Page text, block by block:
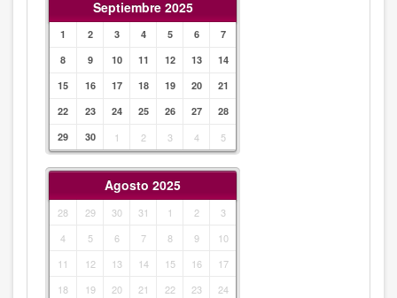
Septiembre 2025
1 2 3 4 5 6
7
8
9 10 11 12 13
14
15
16 17 18 19 20
21
22
23 24 25 26 27
28
29
30 1 2 3 4 5
Agosto 2025
28 29 30 31 1 2
3
4
5 6 7 8 9
10
11
12 13 14 15 16
17
18
19 20 21 22 23
24